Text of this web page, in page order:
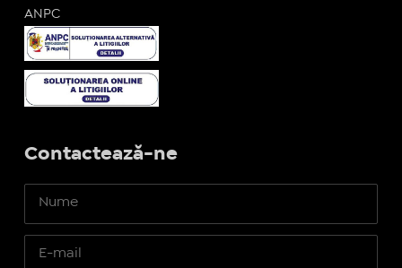
ANPC
Contactează-ne